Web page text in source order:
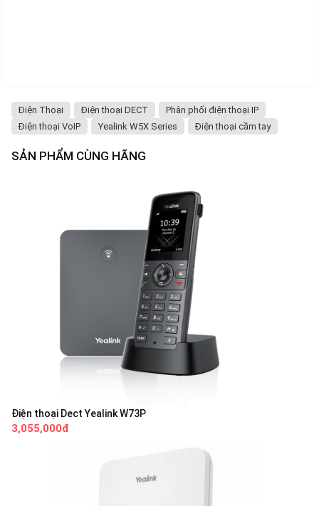
Điện Thoại Điện thoại DECT
Phân phối điện thoại IP
Điện thoại VoIP
Yealink W5X Series Điện thoại cầm tay
SẢN PHẨM CÙNG HÃNG
Điện thoại Dect Yealink W73P
3,055,000đ